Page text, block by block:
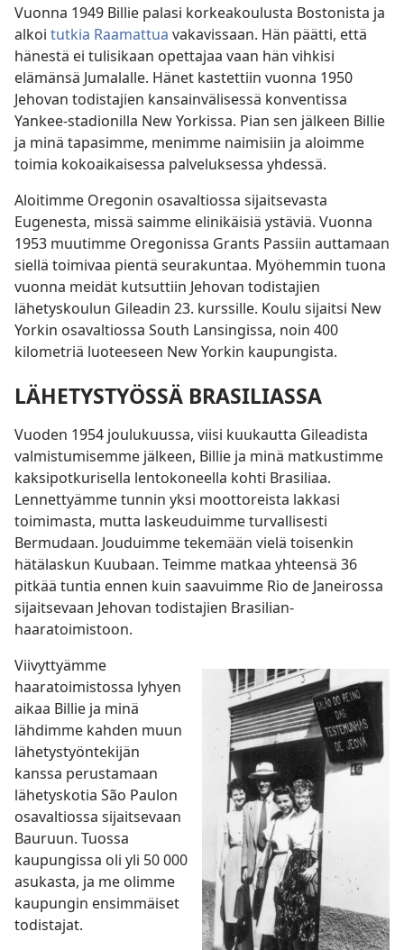
Vuonna 1949 Billie palasi korkeakoulusta Bostonista ja
alkoi tutkia Raamattua vakavissaan. Hän päätti, että
hänestä ei tulisikaan opettajaa vaan hän vihkisi
elämänsä Jumalalle. Hänet kastettiin vuonna 1950
Jehovan todistajien kansainvälisessä konventissa
Yankee-stadionilla New Yorkissa. Pian sen jälkeen Billie
ja minä tapasimme, menimme naimisiin ja aloimme
toimia kokoaikaisessa palveluksessa yhdessä.
Aloitimme Oregonin osavaltiossa sijaitsevasta
Eugenesta, missä saimme elinikäisiä ystäviä. Vuonna
1953 muutimme Oregonissa Grants Passiin auttamaan
siellä toimivaa pientä seurakuntaa. Myöhemmin tuona
vuonna meidät kutsuttiin Jehovan todistajien
lähetyskoulun Gileadin 23. kurssille. Koulu sijaitsi New
Yorkin osavaltiossa South Lansingissa, noin 400
kilometriä luoteeseen New Yorkin kaupungista.
LÄHETYSTYÖSSÄ BRASILIASSA
Vuoden 1954 joulukuussa, viisi kuukautta Gileadista
valmistumisemme jälkeen, Billie ja minä matkustimme
kaksipotkurisella lentokoneella kohti Brasiliaa.
Lennettyämme tunnin yksi moottoreista lakkasi
toimimasta, mutta laskeuduimme turvallisesti
Bermudaan. Jouduimme tekemään vielä toisenkin
hätälaskun Kuubaan. Teimme matkaa yhteensä 36
pitkää tuntia ennen kuin saavuimme Rio de Janeirossa
sijaitsevaan Jehovan todistajien Brasilian-
haaratoimistoon.
Viivyttyämme
haaratoimistossa lyhyen
aikaa Billie ja minä
lähdimme kahden muun
lähetystyöntekijän
kanssa perustamaan
lähetyskotia São Paulon
osavaltiossa sijaitsevaan
Bauruun. Tuossa
kaupungissa oli yli 50 000
asukasta, ja me olimme
kaupungin ensimmäiset
todistajat.